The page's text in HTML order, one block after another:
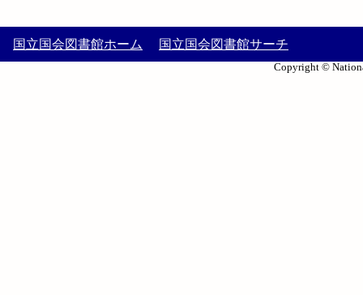
国立国会図書館ホーム 国立国会図書館サーチ
Copyright ©